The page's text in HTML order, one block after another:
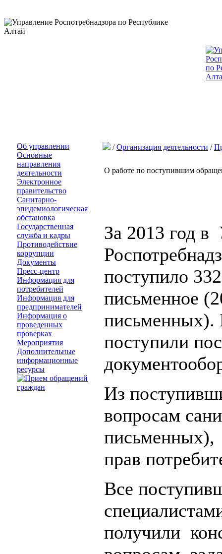
Об управлении
Основные
направления
деятельности
Электронное
правительство
Санитарно-
эпидемиологическая
обстановка
Государственная
служба и кадры
Противодействие
коррупции
Документы
Пресс-центр
Информация для
потребителей
Информация для
предпринимателей
Информация о
проведенных
проверках
Мероприятия
Дополнительные
информационные
ресурсы
/Организация деятельности /
О работе по поступившим
За 2013 год в
поступило
письменное
письменных).
поступили
Из
вопросам
письменных),
прав
Все
получили